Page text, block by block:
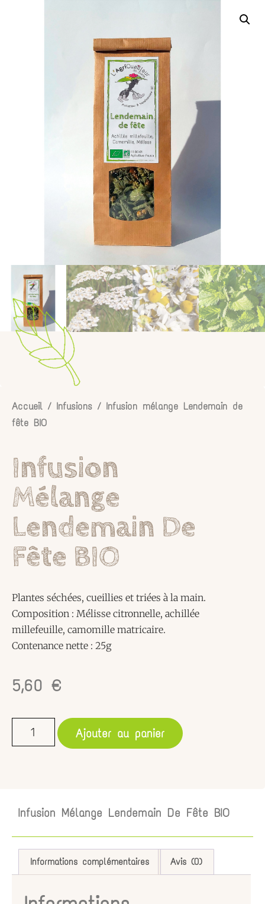
Accueil / Infusions / Infusion mélange Lendemain de
fête BIO
Infusion
Mélange
Lendemain De
Fête BIO
Plantes séchées, cueillies et triées à la main.
Composition : Mélisse citronnelle, achillée
millefeuille, camomille matricaire.
Contenance nette : 25g
5,60 €
Ajouter au panier
Infusion Mélange Lendemain De Fête BIO
Informations complémentaires Avis (0)